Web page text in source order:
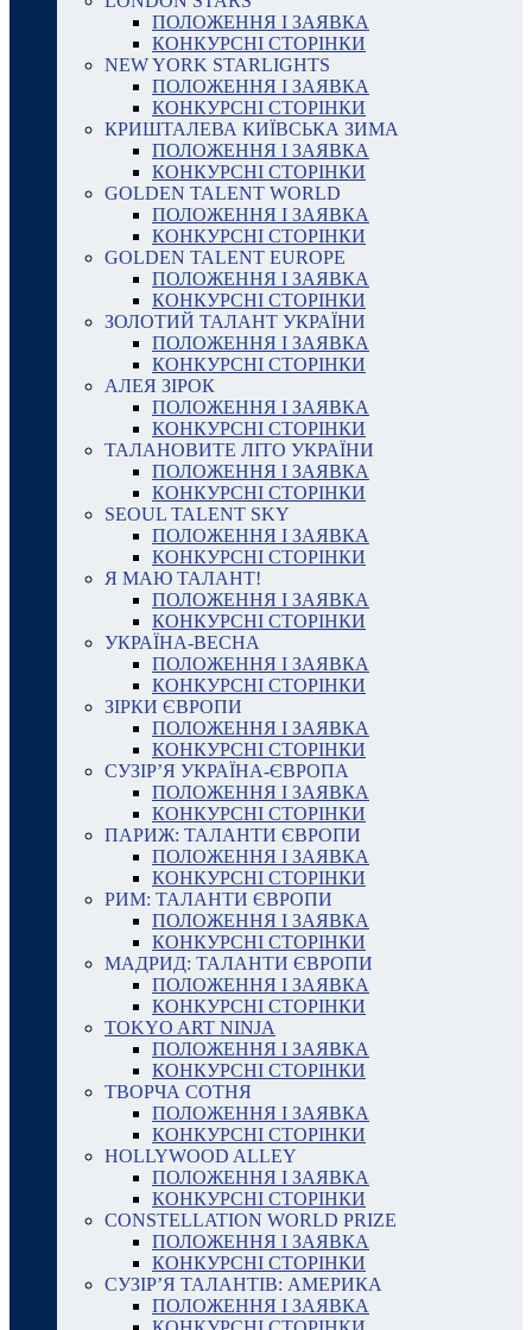
ПОЛОЖЕННЯ І ЗАЯВКА
КОНКУРСНІ СТОРІНКИ
NEW YORK STARLIGHTS
ПОЛОЖЕННЯ І ЗАЯВКА
КОНКУРСНІ СТОРІНКИ
КРИШТАЛЕВА КИЇВСЬКА ЗИМА
ПОЛОЖЕННЯ І ЗАЯВКА
КОНКУРСНІ СТОРІНКИ
GOLDEN TALENT WORLD
ПОЛОЖЕННЯ І ЗАЯВКА
КОНКУРСНІ СТОРІНКИ
GOLDEN TALENT EUROPE
ПОЛОЖЕННЯ І ЗАЯВКА
КОНКУРСНІ СТОРІНКИ
ЗОЛОТИЙ ТАЛАНТ УКРАЇНИ
ПОЛОЖЕННЯ І ЗАЯВКА
КОНКУРСНІ СТОРІНКИ
АЛЕЯ ЗІРОК
ПОЛОЖЕННЯ І ЗАЯВКА
КОНКУРСНІ СТОРІНКИ
ТАЛАНОВИТЕ ЛІТО УКРАЇНИ
ПОЛОЖЕННЯ І ЗАЯВКА
КОНКУРСНІ СТОРІНКИ
SEOUL TALENT SKY
ПОЛОЖЕННЯ І ЗАЯВКА
КОНКУРСНІ СТОРІНКИ
Я МАЮ ТАЛАНТ!
ПОЛОЖЕННЯ І ЗАЯВКА
КОНКУРСНІ СТОРІНКИ
УКРАЇНА-ВЕСНА
ПОЛОЖЕННЯ І ЗАЯВКА
КОНКУРСНІ СТОРІНКИ
ЗІРКИ ЄВРОПИ
ПОЛОЖЕННЯ І ЗАЯВКА
КОНКУРСНІ СТОРІНКИ
СУЗІР’Я УКРАЇНА-ЄВРОПА
ПОЛОЖЕННЯ І ЗАЯВКА
КОНКУРСНІ СТОРІНКИ
ПАРИЖ: ТАЛАНТИ ЄВРОПИ
ПОЛОЖЕННЯ І ЗАЯВКА
КОНКУРСНІ СТОРІНКИ
РИМ: ТАЛАНТИ ЄВРОПИ
ПОЛОЖЕННЯ І ЗАЯВКА
КОНКУРСНІ СТОРІНКИ
МАДРИД: ТАЛАНТИ ЄВРОПИ
ПОЛОЖЕННЯ І ЗАЯВКА
КОНКУРСНІ СТОРІНКИ
TOKYO ART NINJA
ПОЛОЖЕННЯ І ЗАЯВКА
КОНКУРСНІ СТОРІНКИ
ТВОРЧА СОТНЯ
ПОЛОЖЕННЯ І ЗАЯВКА
КОНКУРСНІ СТОРІНКИ
HOLLYWOOD ALLEY
ПОЛОЖЕННЯ І ЗАЯВКА
КОНКУРСНІ СТОРІНКИ
CONSTELLATION WORLD PRIZE
ПОЛОЖЕННЯ І ЗАЯВКА
КОНКУРСНІ СТОРІНКИ
СУЗІР’Я ТАЛАНТІВ: АМЕРИКА
ПОЛОЖЕННЯ І ЗАЯВКА